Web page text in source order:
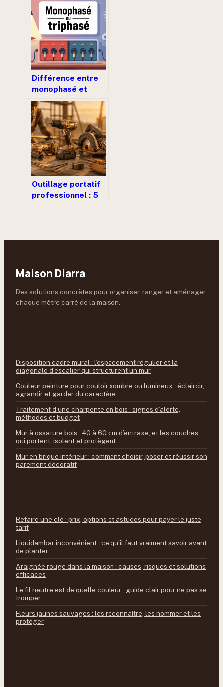
pour choisir la
bonne solution
Différence entre
monophasé et
triphasé : comment
choisir la bonne
installation
électrique
Outillage portatif
professionnel : 5
productivité
Maison Diarra
Des solutions concrètes pour organiser, ranger et aménager
chaque mètre carré de la maison.
Disposition cadre mural : l’espacement régulier et la
diagonale d’escalier qui structurent un mur
Couleur peinture pour couloir sombre ou lumineux : éclaircir,
agrandir et garder du caractère
Traitement d’une charpente en bois : signes d’alerte,
méthodes et budget
Mur à ossature bois : 40 à 60 cm d’entraxe, et les couches
qui portent, isolent et protègent
Mur en brique intérieur : comment choisir, poser et réussir son
parement décoratif
Refaire une clé : prix, options et astuces pour payer le juste
tarif
Liquidambar inconvénient : ce qu’il faut vraiment savoir avant
de planter
Araignée rouge dans la maison : causes, risques et solutions
efficaces
Le fil neutre est de quelle couleur : guide clair pour ne pas se
tromper
Fleurs jaunes sauvages : les reconnaître, les nommer et les
protéger